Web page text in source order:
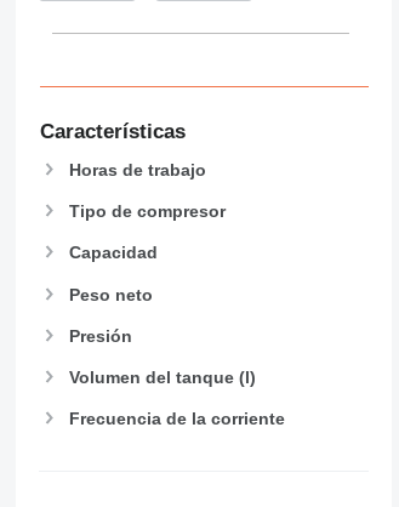
Características
Horas de trabajo
Tipo de compresor
Capacidad
Peso neto
Presión
Volumen del tanque (l)
Frecuencia de la corriente